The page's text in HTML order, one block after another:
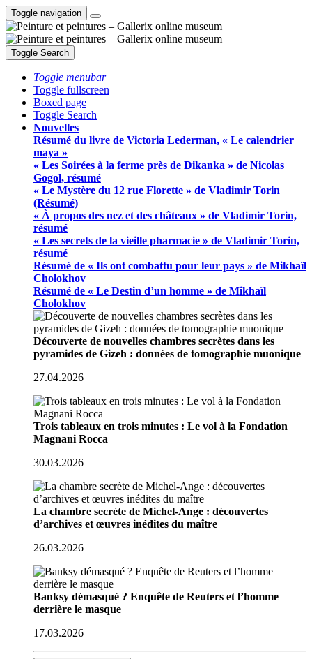
Toggle navigation
Toggle Search
Toggle menubar
Toggle fullscreen
Boxed page
Toggle Search
Nouvelles
Résumé du livre de Victoria Lederman, « Le calendrier
maya »
« Les Soirées à la ferme près de Dikanka » de Nicolas
Gogol, résumé
« Le Mystère du 12 rue Florette » de Vladimir Torin
(Résumé)
« À propos des nez et des châteaux » de Vladimir Torin,
résumé
« Les secrets de la vieille pharmacie » de Vladimir Torin,
résumé
Résumé de « Ils ont combattu pour leur pays » de Mikhaïl
Cholokhov
Résumé de « Le Destin d’un homme » de Mikhaïl
Cholokhov
Découverte de nouvelles chambres secrètes dans les
pyramides de Gizeh : données de tomographie muonique
27.04.2026
Trois tableaux en trois minutes : Le vol à la Fondation
Magnani Rocca
30.03.2026
La chambre secrète de Michel-Ange : découvertes
d’archives et œuvres inédites du maître
26.03.2026
Banksy démasqué ? Enquête de Reuters et l’homme
derrière le masque
17.03.2026